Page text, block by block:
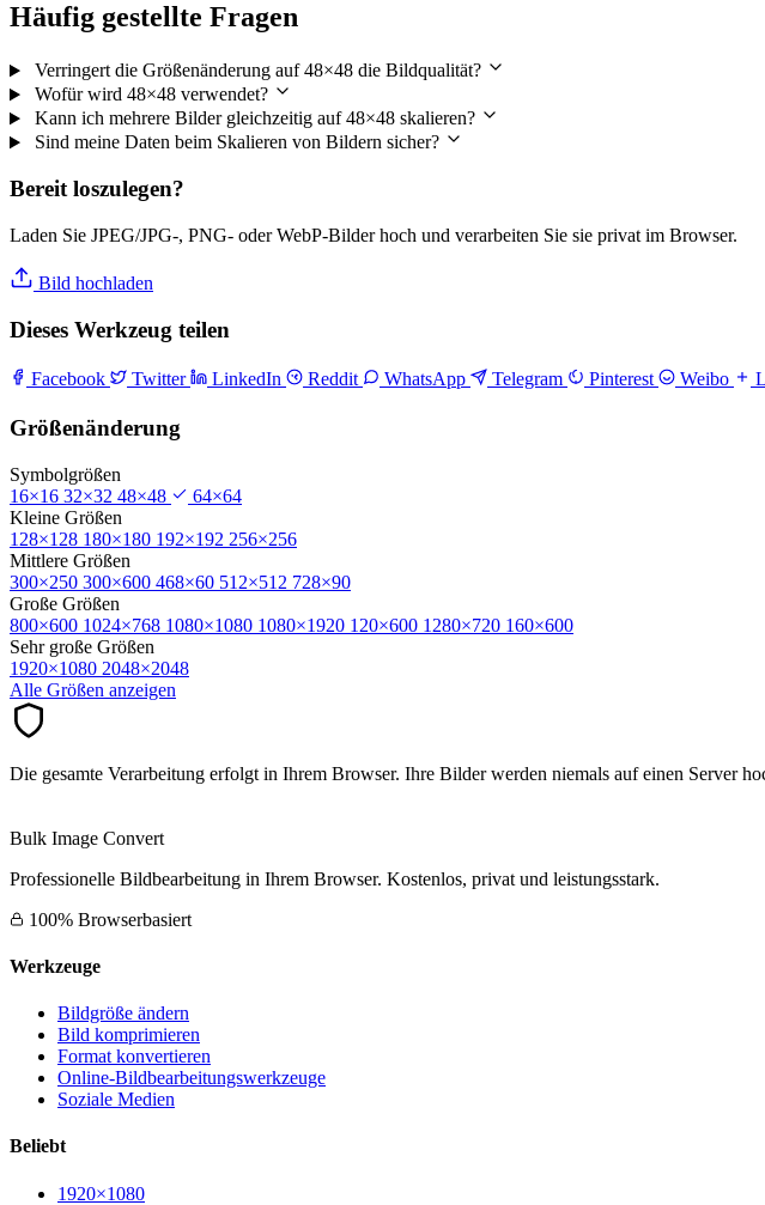
Häufig gestellte Fragen
Verringert die Größenänderung auf 48×48 die Bildqualität?
Wofür wird 48×48 verwendet?
Kann ich mehrere Bilder gleichzeitig auf 48×48 skalieren?
Sind meine Daten beim Skalieren von Bildern sicher?
Bereit loszulegen?
Laden Sie JPEG/JPG-, PNG- oder WebP-Bilder hoch und verarbeiten Sie sie privat im Browser.
Bild hochladen
Dieses Werkzeug teilen
Facebook Twitter LinkedIn Reddit WhatsApp Telegram Pinterest Weibo
Größenänderung
Symbolgrößen
16×16 32×32 48×48
64×64
Kleine Größen
128×128 180×180 192×192 256×256
Mittlere Größen
300×250 300×600 468×60 512×512 728×90
Große Größen
800×600 1024×768 1080×1080 1080×1920 120×600 1280×720 160×600
Sehr große Größen
1920×1080 2048×2048
Alle Größen anzeigen
Die gesamte Verarbeitung erfolgt in Ihrem Browser. Ihre Bilder werden niemals auf einen Server
Bulk Image Convert
Professionelle Bildbearbeitung in Ihrem Browser. Kostenlos, privat und leistungsstark.
100% Browserbasiert
Werkzeuge
Bildgröße ändern
Bild komprimieren
Format konvertieren
Online-Bildbearbeitungswerkzeuge
Soziale Medien
Beliebt
1920×1080